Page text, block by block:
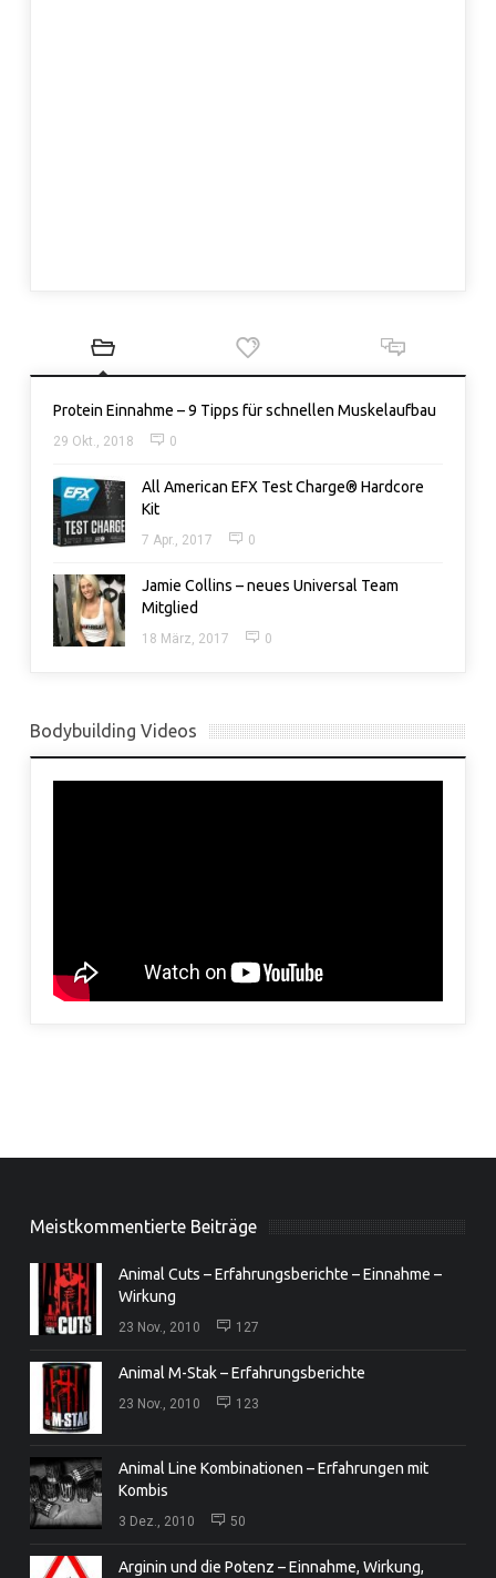
Protein Einnahme – 9 Tipps für schnellen Muskelaufbau
29 Okt., 2018 0
All American EFX Test Charge® Hardcore
Kit
7 Apr., 2017 0
Jamie Collins – neues Universal Team
Mitglied
18 März, 2017 0
Bodybuilding Videos
Meistkommentierte Beiträge
Animal Cuts – Erfahrungsberichte – Einnahme –
Wirkung
23 Nov., 2010 127
Animal M-Stak – Erfahrungsberichte
23 Nov., 2010 123
Animal Line Kombinationen – Erfahrungen mit
Kombis
3 Dez., 2010 50
Arginin und die Potenz – Einnahme, Wirkung,